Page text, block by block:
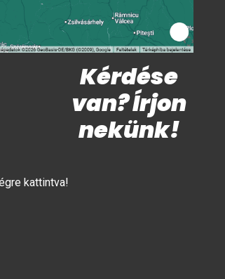
Kérdése
van? Írjon
nekünk!
kattintva!